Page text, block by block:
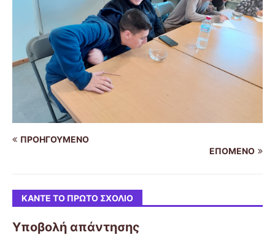
ΠΡΟΗΓΟΎΜΕΝΟ
ΕΠΌΜΕΝΟ
ΚΆΝΤΕ ΤΟ ΠΡΏΤΟ ΣΧΌΛΙΟ
Υποβολή απάντησης